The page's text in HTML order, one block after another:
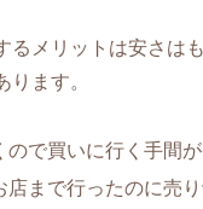
るメリットは安さは
ります。
ので買いに行く手間
店まで行ったのに売